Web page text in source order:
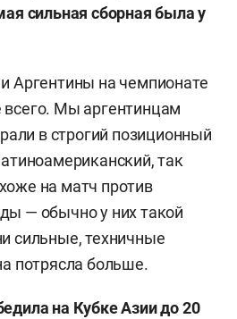
сильная сборная была у
Аргентины на чемпионате
Мы аргентинцам
в строгий позиционный
так
на матч против
— обычно у них такой
сильные, техничные
потрясла больше.
на Кубке Азии до 20